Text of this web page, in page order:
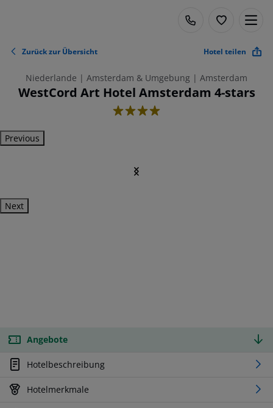
Zurück zur Übersicht Hotel teilen
Niederlande | Amsterdam & Umgebung | Amsterdam
WestCord Art Hotel Amsterdam 4-stars
4
Previous
Next
Angebote
Hotelbeschreibung
Hotelmerkmale